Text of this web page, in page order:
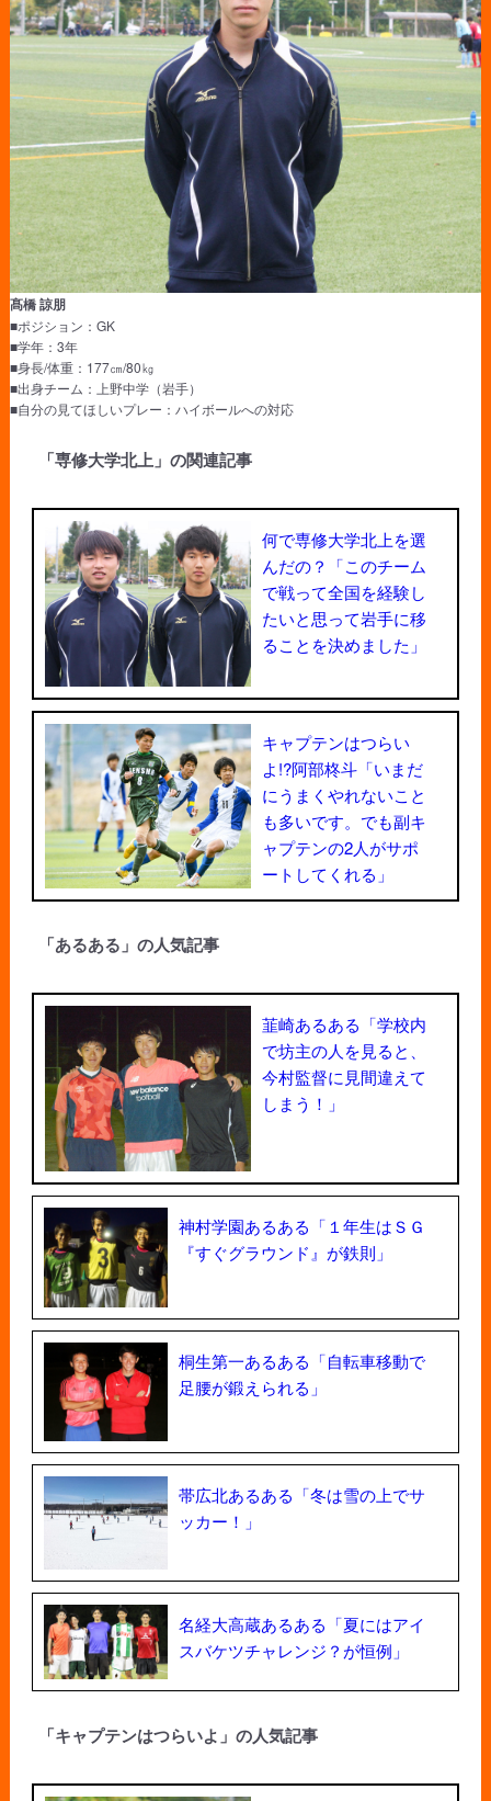
髙橋 諒朋
■ポジション：GK
■学年：3年
■身長/体重：177㎝/80㎏
■出身チーム：上野中学（岩手）
■自分の見てほしいプレー：ハイボールへの対応
「専修大学北上」の関連記事
何で専修大学北上を選
んだの？「このチーム
で戦って全国を経験し
たいと思って岩手に移
ることを決めました」
キャプテンはつらい
よ!?阿部柊斗「いまだ
にうまくやれないこと
も多いです。でも副キ
ャプテンの2人がサポ
ートしてくれる」
「あるある」の人気記事
韮崎あるある「学校内
で坊主の人を見ると、
今村監督に見間違えて
しまう！」
神村学園あるある「１年生はＳＧ
『すぐグラウンド』が鉄則」
桐生第一あるある「自転車移動で
足腰が鍛えられる」
帯広北あるある「冬は雪の上でサ
ッカー！」
名経大高蔵あるある「夏にはアイ
スバケツチャレンジ？が恒例」
「キャプテンはつらいよ」の人気記事